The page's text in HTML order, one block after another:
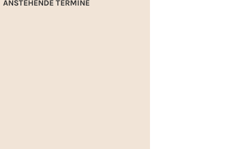
ANSTEHENDE TERMINE